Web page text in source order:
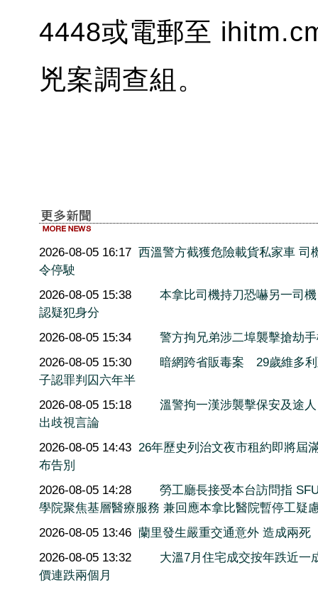
4448或電郵至
兇案調查組。
2026-08-05 16:17 西溫警方截獲危險載貨私家車 司
令停駛
2026-08-05 15:38
本拿比司機持刀恐嚇另一司
認疑犯身分
2026-08-05 15:34
警方拘兄弟涉二埠襲擊搶劫
2026-08-05 15:30
暗網跨省販毒案 29歲維多
子認罪判囚六年半
2026-08-05 15:18
溫警拘一漢涉襲擊保安及途
出歧視言論
2026-08-05 14:43 26年歷史列治文夜市租約即將屆
布告別
2026-08-05 14:28
勞工廳長接受本台訪問指
學院聚焦基層醫療服務 兼回應本拿比醫院暫停工疑
2026-08-05 13:46 蘭里發生嚴重交通意外 造成兩死
2026-08-05 13:32
大溫7月住宅成交按年跌近
價連跌兩個月